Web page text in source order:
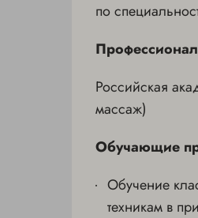
по
Российская
массаж)
Обучающие
Обучение
техникам в